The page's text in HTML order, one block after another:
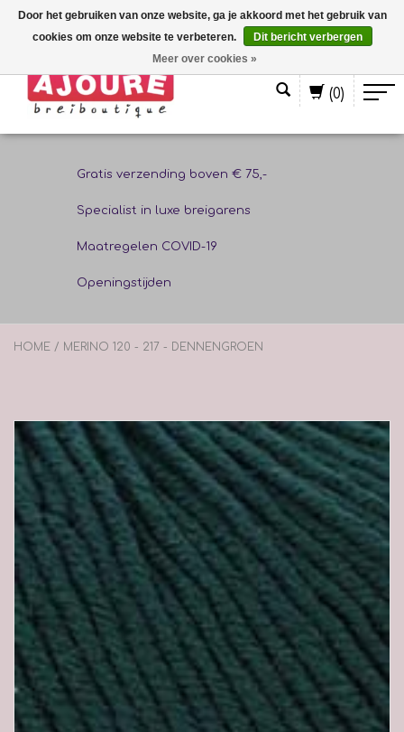
(0)
Gratis verzending boven € 75,-
Specialist in luxe breigarens
Maatregelen COVID-19
Openingstijden
HOME / MERINO 120 - 217 - DENNENGROEN
Door het gebruiken van onze website, ga je akkoord met het gebruik van
cookies om onze website te verbeteren.
Dit bericht verbergen
Meer over cookies »